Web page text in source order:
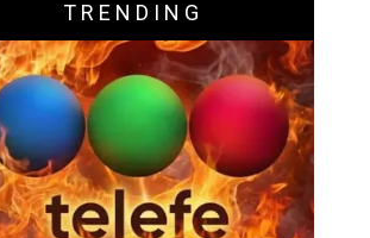
TRENDING